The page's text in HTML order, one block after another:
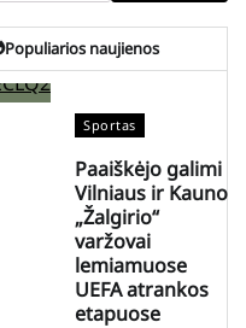
Populiarios naujienos
Sportas
Paaiškėjo galimi
Vilniaus ir Kauno
„Žalgirio“
varžovai
lemiamuose
UEFA atrankos
etapuose